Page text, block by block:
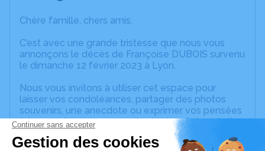
Chère famille, chers amis,
C’est avec une grande tristesse que nous vous
annonçons le décès de Françoise DUBOIS survenu
le dimanche 12 février 2023 à Lyon.
Nous vous invitons à utiliser cet espace pour
laisser vos condoléances, partager des photos
souvenirs, une anecdote ou exprimer vos pensées
à travers des poèmes ou des textes. Cet endroit
est un lieu d'expression dédié à honorer la
mémoire de Françoise DUBOIS.